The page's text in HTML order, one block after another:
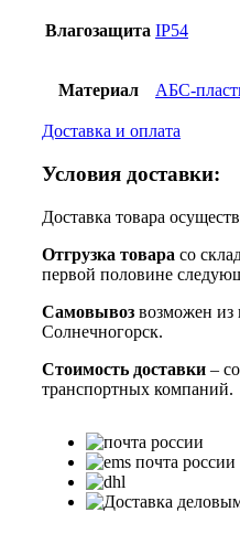
Влагозащита IP54
Материал АБС-
Доставка и оплата
Условия доставки:
Доставка товара
Отгрузка товара со
первой половине
Самовывоз возможен из
Солнечногорск.
Стоимость доставки –
транспортных компаний.